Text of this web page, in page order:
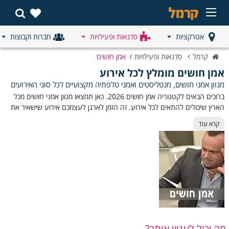
אטרקציות סדנאות ופעילויות חברות וקבוצות
קרמל סדנאות ופעילויות אמן חושים
אמן חושים מומלץ לכל אירוע
מגוון אמני חושים, מנטליסטים ואמני טלפתיה מקצועיים לכל סוגי האירועים
ברוכים הבאים לקטגוריה אמן חושים 2026. כאן תמצאו מגוון אמני חושים מכל
הארץ שיכולים להתאים לכל אירוע. זה הזמן לארגן לעצמכם אירוע שישאיר את
הוא ללא ספק הדבר שאתם צריכים כדי להפוך את האירוע שלכם למושלם. אז
את מי להזמין? מה הופך אמן חושים טוב למצוין? עברו על אמני החושים
השונים אצלנו ואנו בטוחים שתעשו את הבחירה הנכונה עבורכם.
איזה סוג אמן אתם צריכים?
סוג אירוע-
קרא עוד